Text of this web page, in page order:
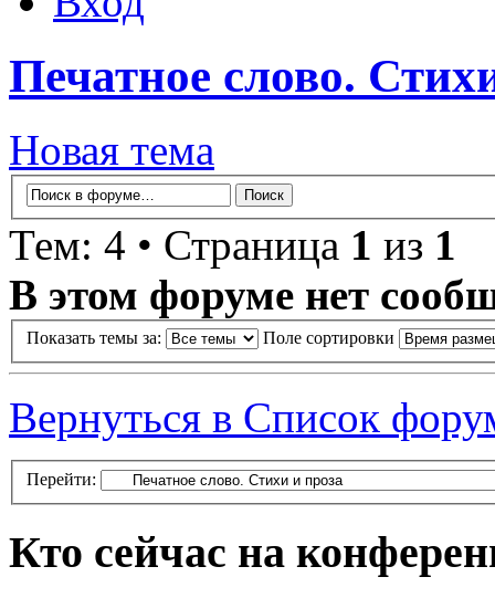
Печатное слово.
Новая тема
Тем: 4 • Страница 1 из 1
В этом форуме нет
Показать темы за: Поле сортировки
Вернуться в Список
Перейти:
Кто сейчас на